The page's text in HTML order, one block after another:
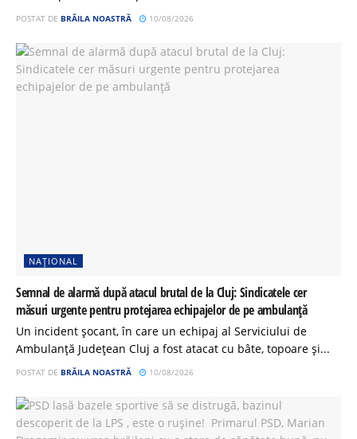
POSTAT DE BRĂILA NOASTRĂ 10/08/2026
NAȚIONAL
Semnal de alarmă după atacul brutal de la Cluj: Sindicatele cer
măsuri urgente pentru protejarea echipajelor de pe ambulanță
Un incident șocant, în care un echipaj al Serviciului de
Ambulanță Județean Cluj a fost atacat cu bâte, topoare și...
POSTAT DE BRĂILA NOASTRĂ 10/08/2026